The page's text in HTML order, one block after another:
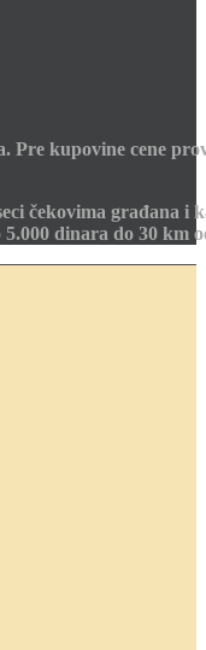
Pre kupovine cene
čekovima građana i
dinara do 30 km